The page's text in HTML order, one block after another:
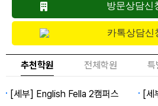
방문상담신
카톡상담신
추천학원 전체학원 특
[세부] English Fella 2캠퍼스
[세